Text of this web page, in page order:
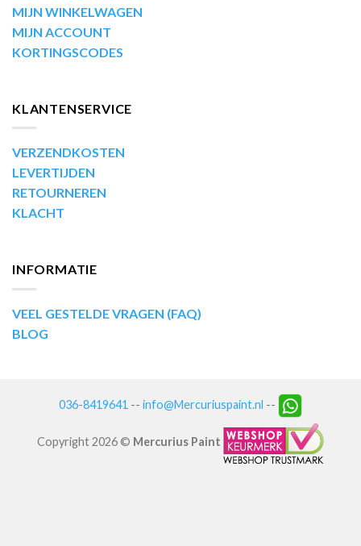
MIJN WINKELWAGEN
MIJN ACCOUNT
KORTINGSCODES
KLANTENSERVICE
VERZENDKOSTEN
LEVERTIJDEN
RETOURNEREN
KLACHT
INFORMATIE
VEEL GESTELDE VRAGEN (FAQ)
BLOG
036-8419641 -- info@Mercuriuspaint.nl --
Copyright 2026 © Mercurius Paint